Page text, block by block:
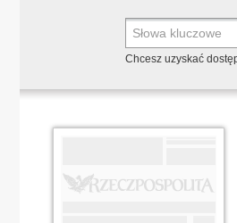
Chcesz uzyskać